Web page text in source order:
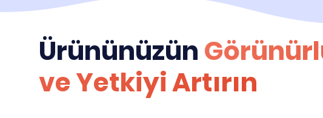
Ürününüzün
ve Yetkiyi Artırın